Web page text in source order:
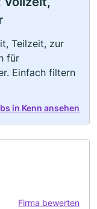
Teilzeit, zur
für
Einfach filtern
in Kenn ansehen
Firma bewerten